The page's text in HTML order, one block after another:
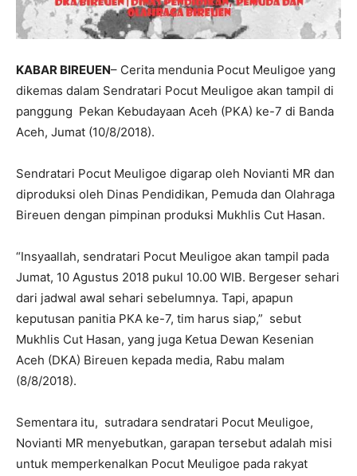
KABAR BIREUEN– Cerita mendunia Pocut Meuligoe yang
dikemas dalam Sendratari Pocut Meuligoe akan tampil di
panggung Pekan Kebudayaan Aceh (PKA) ke-7 di Banda
Aceh, Jumat (10/8/2018).
Sendratari Pocut Meuligoe digarap oleh Novianti MR dan
diproduksi oleh Dinas Pendidikan, Pemuda dan Olahraga
Bireuen dengan pimpinan produksi Mukhlis Cut Hasan.
“Insyaallah, sendratari Pocut Meuligoe akan tampil pada
Jumat, 10 Agustus 2018 pukul 10.00 WIB. Bergeser sehari
dari jadwal awal sehari sebelumnya. Tapi, apapun
keputusan panitia PKA ke-7, tim harus siap,” sebut
Mukhlis Cut Hasan, yang juga Ketua Dewan Kesenian
Aceh (DKA) Bireuen kepada media, Rabu malam
(8/8/2018).
Sementara itu, sutradara sendratari Pocut Meuligoe,
Novianti MR menyebutkan, garapan tersebut adalah misi
untuk memperkenalkan Pocut Meuligoe pada rakyat